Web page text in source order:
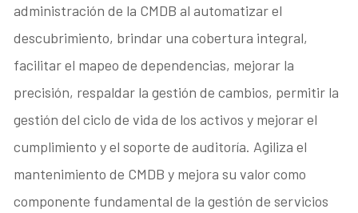
administración de la CMDB al automatizar el
descubrimiento, brindar una cobertura integral,
facilitar el mapeo de dependencias, mejorar la
precisión, respaldar la gestión de cambios, permitir la
gestión del ciclo de vida de los activos y mejorar el
cumplimiento y el soporte de auditoría. Agiliza el
mantenimiento de CMDB y mejora su valor como
componente fundamental de la gestión de servicios